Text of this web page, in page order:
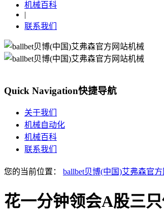
机械百科
|
联系我们
Quick Navigation快捷导航
关于我们
机械自动化
机械百科
联系我们
您的当前位置： ballbet贝博(中国)艾弗森官
花一分钟领会A股三只